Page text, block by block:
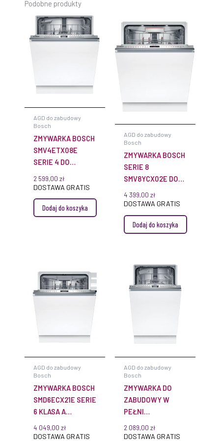
Podobne produkty
AGD do zabudowy
Bosch
ZMYWARKA BOSCH
SMV4ETX08E
SERIE 4 DO
2 599,00 zł
DOSTAWA GRATIS
Dodaj do koszyka
AGD do zabudowy
Bosch
ZMYWARKA BOSCH
SERIE 8
SMV8YCX02E DO
ZABUDOWY
4 399,00 zł
DOSTAWA GRATIS
Dodaj do koszyka
AGD do zabudowy
Bosch
ZMYWARKA BOSCH
SMD6ECX21E SERIE
6 KLASA A
EFFICIENTDRY
HOME CONNECT
4 049,00 zł
DOSTAWA GRATIS
AGD do zabudowy
Bosch
ZMYWARKA DO
ZABUDOWY W
PEŁNI
ZINTEGROWANA
BOSCH
2 089,00 zł
DOSTAWA GRATIS